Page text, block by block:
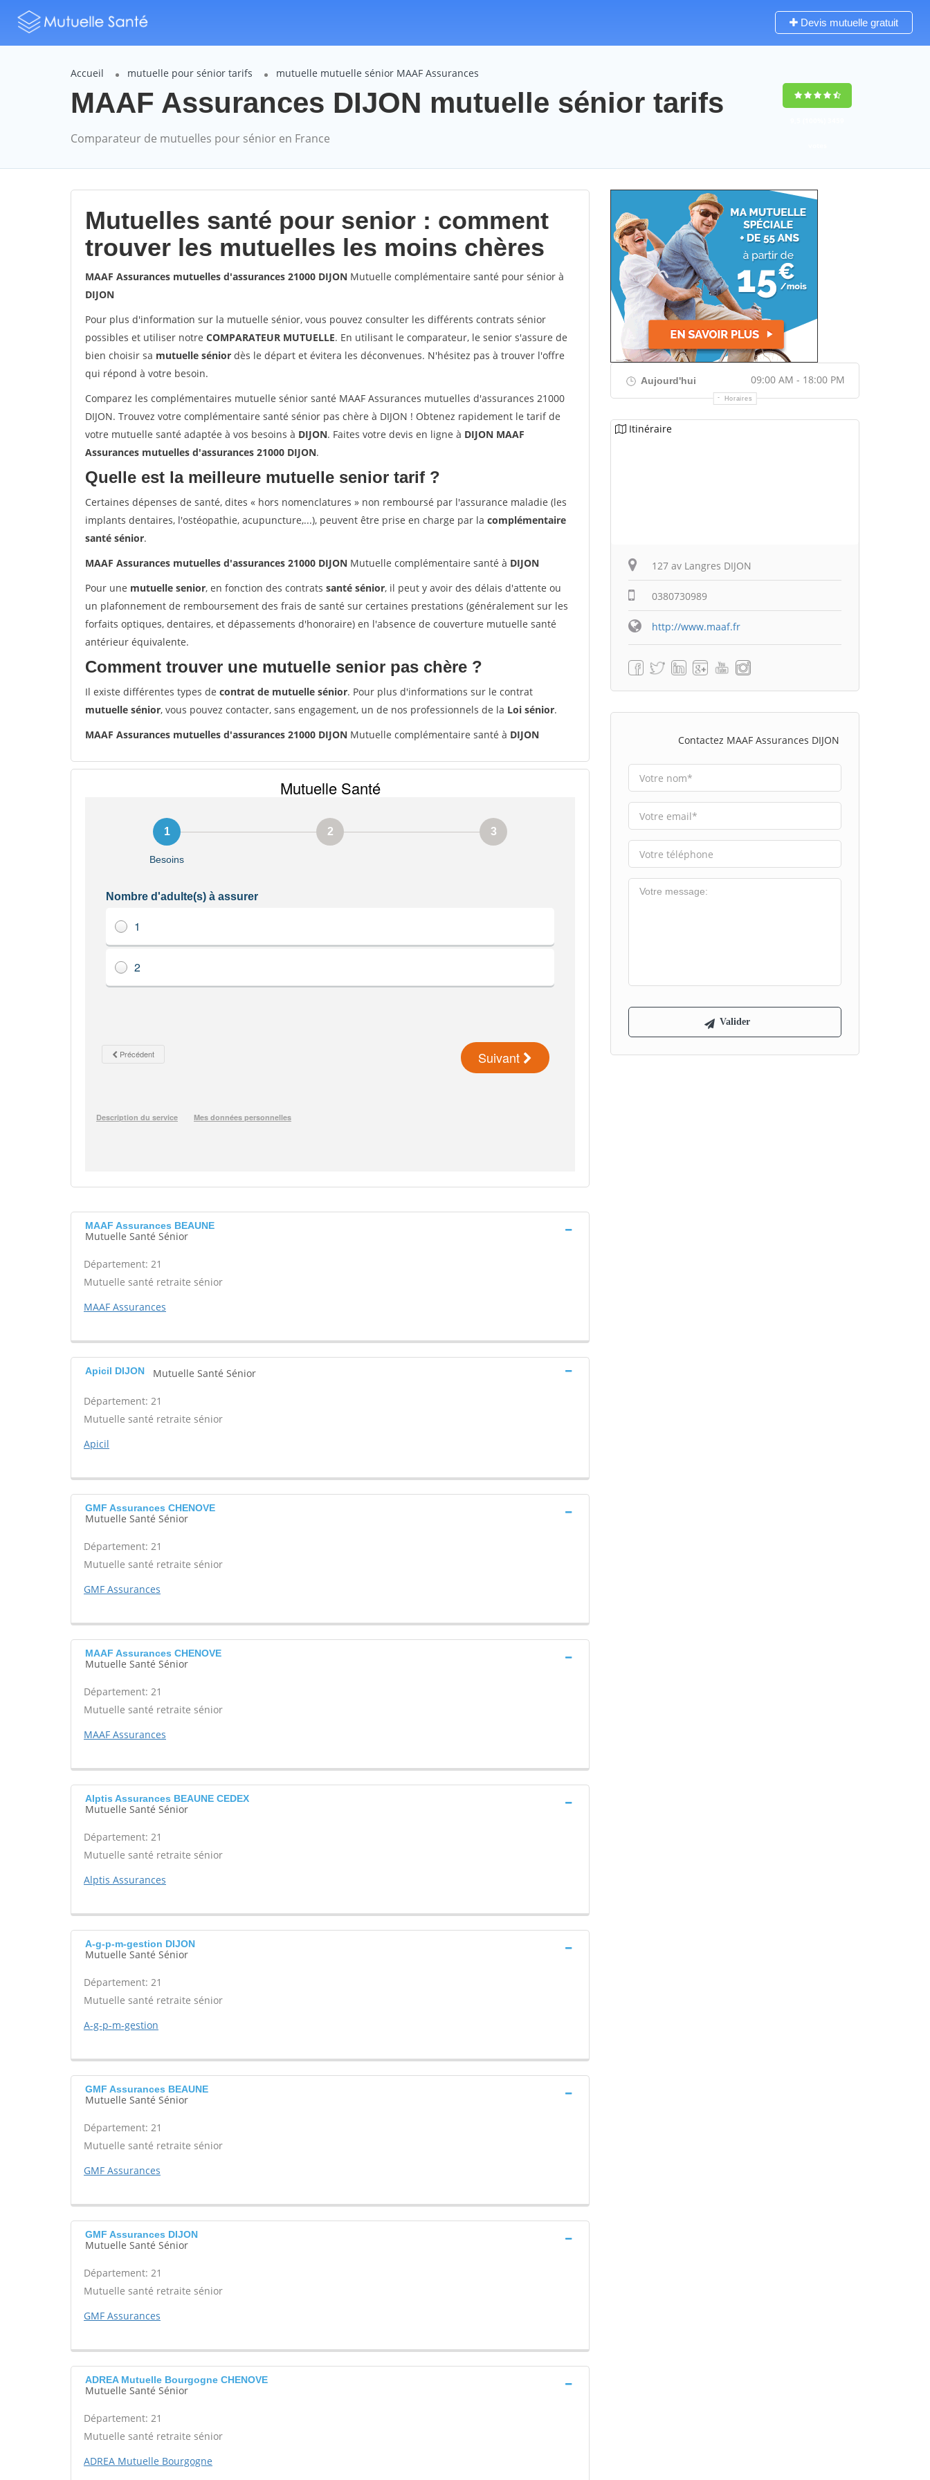
Devis mutuelle gratuit
Accueil mutuelle pour sénior tarifs mutuelle mutuelle sénior MAAF Assurances
MAAF Assurances DIJON mutuelle sénior tarifs
Comparateur de mutuelles pour sénior en France
Mutuelles santé pour senior : comment
trouver les mutuelles les moins chères
MAAF Assurances mutuelles d'assurances 21000 DIJON Mutuelle complémentaire santé pour sénior à
DIJON
Pour plus d'information sur la mutuelle sénior, vous pouvez consulter les différents contrats sénior
possibles et utiliser notre COMPARATEUR MUTUELLE. En utilisant le comparateur, le senior s'assure de
bien choisir sa mutuelle sénior dès le départ et évitera les déconvenues. N'hésitez pas à trouver l'offre
qui répond à votre besoin.
Comparez les complémentaires mutuelle sénior santé MAAF Assurances mutuelles d'assurances 21000
DIJON. Trouvez votre complémentaire santé sénior pas chère à DIJON ! Obtenez rapidement le tarif de
votre mutuelle santé adaptée à vos besoins à DIJON. Faites votre devis en ligne à DIJON MAAF
Assurances mutuelles d'assurances 21000 DIJON.
Quelle est la meilleure mutuelle senior tarif ?
Certaines dépenses de santé, dites « hors nomenclatures » non remboursé par l'assurance maladie (les
implants dentaires, l'ostéopathie, acupuncture,...), peuvent être prise en charge par la complémentaire
santé sénior.
MAAF Assurances mutuelles d'assurances 21000 DIJON Mutuelle complémentaire santé à DIJON
Pour une mutuelle senior, en fonction des contrats santé sénior, il peut y avoir des délais d'attente ou
un plafonnement de remboursement des frais de santé sur certaines prestations (généralement sur les
forfaits optiques, dentaires, et dépassements d'honoraire) en l'absence de couverture mutuelle santé
antérieur équivalente.
Comment trouver une mutuelle senior pas chère ?
Il existe différentes types de contrat de mutuelle sénior. Pour plus d'informations sur le contrat
mutuelle sénior, vous pouvez contacter, sans engagement, un de nos professionnels de la Loi sénior.
MAAF Assurances mutuelles d'assurances 21000 DIJON Mutuelle complémentaire santé à DIJON
MAAF Assurances BEAUNE
Mutuelle Santé Sénior
Département: 21
Mutuelle santé retraite sénior
MAAF Assurances
Apicil DIJON Mutuelle Santé Sénior
Département: 21
Mutuelle santé retraite sénior
Apicil
GMF Assurances CHENOVE
Mutuelle Santé Sénior
Département: 21
Mutuelle santé retraite sénior
GMF Assurances
MAAF Assurances CHENOVE
Mutuelle Santé Sénior
Département: 21
Mutuelle santé retraite sénior
MAAF Assurances
Alptis Assurances BEAUNE CEDEX
Mutuelle Santé Sénior
Département: 21
Mutuelle santé retraite sénior
Alptis Assurances
A-g-p-m-gestion DIJON
Mutuelle Santé Sénior
Département: 21
Mutuelle santé retraite sénior
A-g-p-m-gestion
GMF Assurances BEAUNE
Mutuelle Santé Sénior
Département: 21
Mutuelle santé retraite sénior
GMF Assurances
GMF Assurances DIJON
Mutuelle Santé Sénior
Département: 21
Mutuelle santé retraite sénior
GMF Assurances
ADREA Mutuelle Bourgogne CHENOVE
Mutuelle Santé Sénior
Département: 21
Mutuelle santé retraite sénior
ADREA Mutuelle Bourgogne
Aujourd'hui 09:00 AM - 18:00 PM
Horaires
Itinéraire
127 av Langres DIJON
0380730989
http://www.maaf.fr
Contactez MAAF Assurances DIJON